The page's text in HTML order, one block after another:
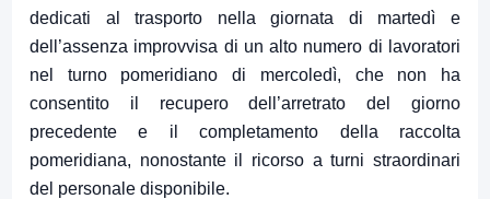
dedicati al trasporto nella giornata di martedì e
dell’assenza improvvisa di un alto numero di lavoratori
nel turno pomeridiano di mercoledì, che non ha
consentito il recupero dell’arretrato del giorno
precedente e il completamento della raccolta
pomeridiana, nonostante il ricorso a turni straordinari
del personale disponibile.